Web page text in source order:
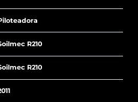
R210
R210